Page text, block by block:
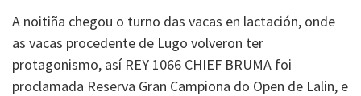
A noitiña chegou o turno das vacas en lactación, onde
as vacas procedente de Lugo volveron ter
protagonismo, así REY 1066 CHIEF BRUMA foi
proclamada Reserva Gran Campiona do Open de Lalin, e